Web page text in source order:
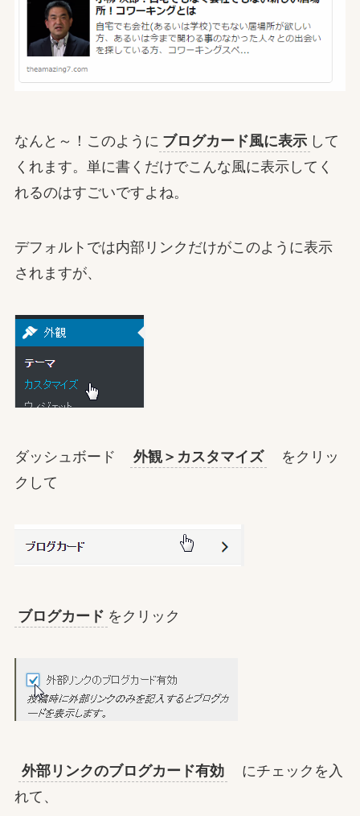
なんと～！このように ブログカード風に表示 して
くれます。単に書くだけでこんな風に表示してく
れるのはすごいですよね。
デフォルトでは内部リンクだけがこのように表示
されますが、
ダッシュボード 外観＞カスタマイズ
をクリッ
クして
ブログカード をクリック
外部リンクのブログカード有効
にチェックを入
れて、